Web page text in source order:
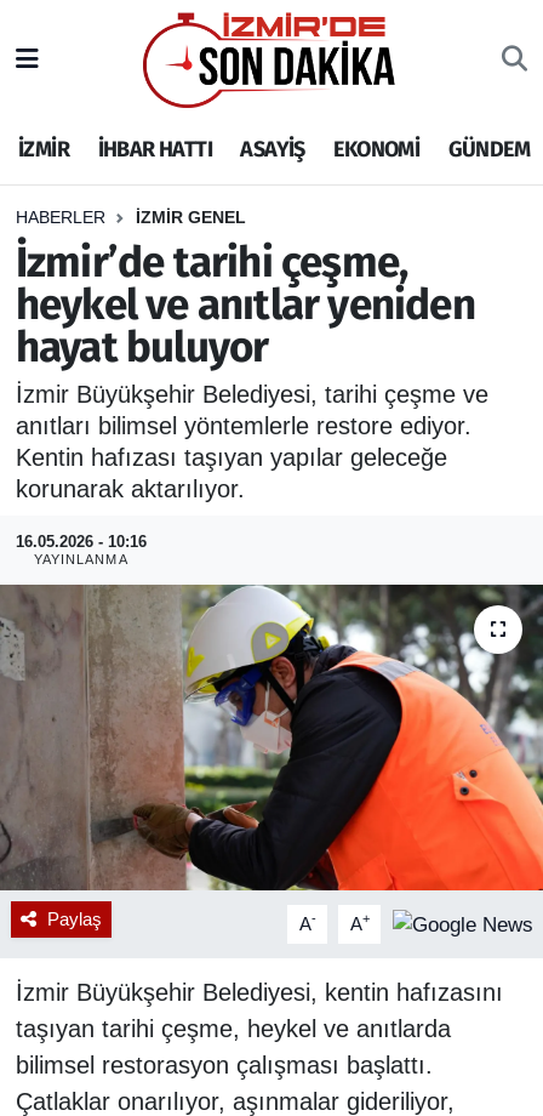
İZMİR İHBAR HATTI ASAYİŞ EKONOMİ GÜNDEM
HABERLER İZMİR GENEL
İzmir’de tarihi çeşme,
heykel ve anıtlar yeniden
hayat buluyor
İzmir Büyükşehir Belediyesi, tarihi çeşme ve
anıtları bilimsel yöntemlerle restore ediyor.
Kentin hafızası taşıyan yapılar geleceğe
korunarak aktarılıyor.
16.05.2026 - 10:16
YAYINLANMA
Paylaş A- A+
İzmir Büyükşehir Belediyesi, kentin hafızasını
taşıyan tarihi çeşme, heykel ve anıtlarda
bilimsel restorasyon çalışması başlattı.
Çatlaklar onarılıyor, aşınmalar gideriliyor,
İHBAR HATTI
DEPREM
GENEL
EKONOMİ
SİYASET
SPOR
RESMİ REKLAM
İzmir Nöbetçi Eczaneler
İzmir Hava Durumu
İzmir Namaz Vakitleri
İzmir Trafik Yoğunluk Haritası
Puan Durumu ve Fikstür
Tüm Manşetler
Son Dakika Haberleri